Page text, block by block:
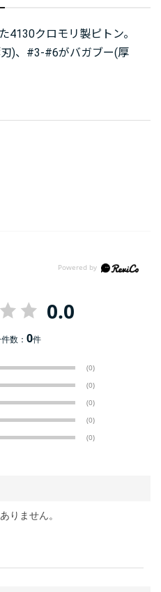
4130クロモリ製ピトン。
)、#3-#6がバガブー(厚
0.0
数：0件
(0)
(0)
(0)
(0)
(0)
りません。